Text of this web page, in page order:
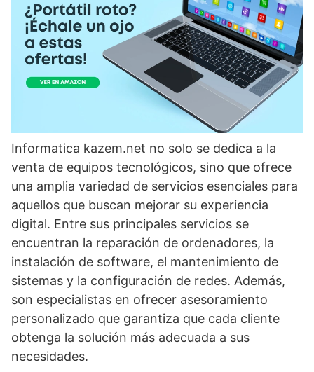
Informatica kazem.net no solo se dedica a la
venta de equipos tecnológicos, sino que ofrece
una amplia variedad de servicios esenciales para
aquellos que buscan mejorar su experiencia
digital. Entre sus principales servicios se
encuentran la reparación de ordenadores, la
instalación de software, el mantenimiento de
sistemas y la configuración de redes. Además,
son especialistas en ofrecer asesoramiento
personalizado que garantiza que cada cliente
obtenga la solución más adecuada a sus
necesidades.